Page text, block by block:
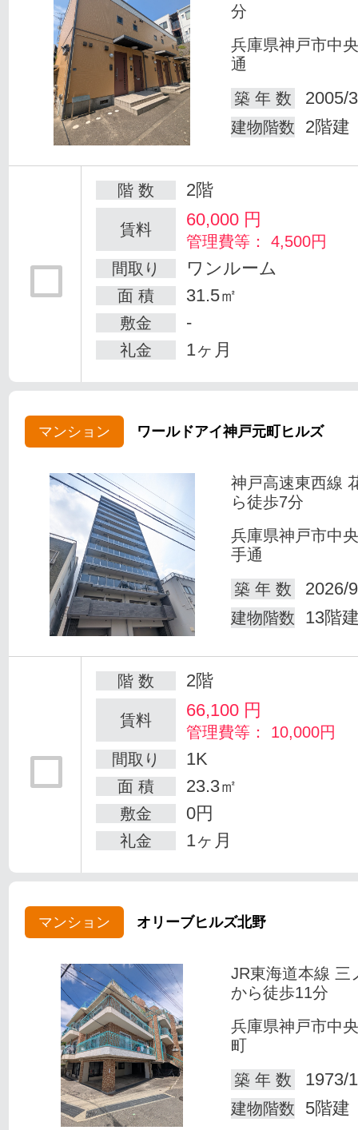
分
兵庫県神戸市中
通
築 年 数
2005/
建物階数 2階建
階 数 2階
賃料 60,000 円
管理費等： 4,500円
間取り
ワンルーム
面 積 31.5㎡
敷金 -
礼金 1ヶ月
マンション ワールドアイ神戸元町ヒルズ
神戸高速東西線
ら徒歩7分
兵庫県神戸市中
手通
築 年 数
2026/
建物階数 13階
階 数 2階
賃料 66,100 円
管理費等： 10,000円
間取り
1K
面 積 23.3㎡
敷金 0円
礼金 1ヶ月
マンション オリーブヒルズ北野
JR東海道本線 三
から徒歩11分
兵庫県神戸市中
町
築 年 数
1973/
建物階数 5階建